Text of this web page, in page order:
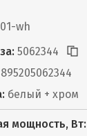
wh
5062344
белый + хром
мощность, Вт: